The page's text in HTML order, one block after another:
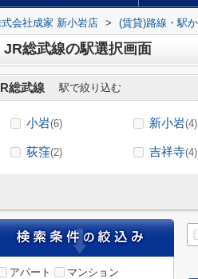
会社成家 新小岩店 > (賃貸)路線・駅
JR総武線の駅選択画面
総武線 駅で絞り込む
小岩(6) 新小岩(4)
荻窪(2) 吉祥寺(4)
アパート
マンション